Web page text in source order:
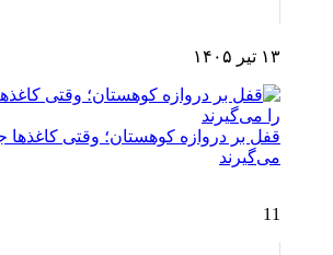
۱۳ تیر ۱۴۰۵
قفل بر دروازه کوهستان؛ وقتی کاغذها
می‌گیرند
11